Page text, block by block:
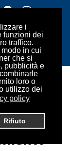
i
funzioni dei
traffico.
in cui
che si
pubblicità e
loro o
utilizzo dei
policy
Rifiuto